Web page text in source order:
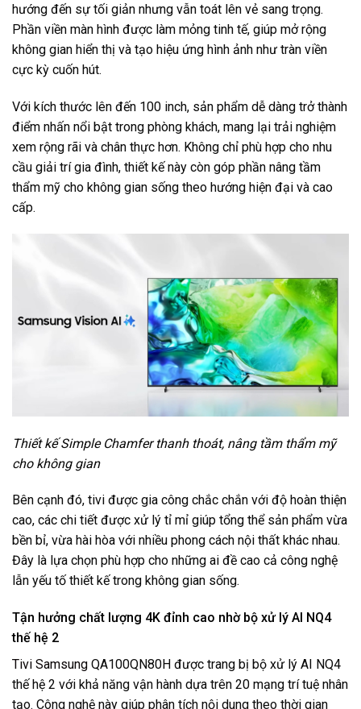
hướng đến sự tối giản nhưng vẫn toát lên vẻ sang trọng.
Phần viền màn hình được làm mỏng tinh tế, giúp mở rộng
không gian hiển thị và tạo hiệu ứng hình ảnh như tràn viền
cực kỳ cuốn hút.
Với kích thước lên đến 100 inch, sản phẩm dễ dàng trở thành
điểm nhấn nổi bật trong phòng khách, mang lại trải nghiệm
xem rộng rãi và chân thực hơn. Không chỉ phù hợp cho nhu
cầu giải trí gia đình, thiết kế này còn góp phần nâng tầm
thẩm mỹ cho không gian sống theo hướng hiện đại và cao
cấp.
Thiết kế Simple Chamfer thanh thoát, nâng tầm thẩm mỹ
cho không gian
Bên cạnh đó, tivi được gia công chắc chắn với độ hoàn thiện
cao, các chi tiết được xử lý tỉ mỉ giúp tổng thể sản phẩm vừa
bền bỉ, vừa hài hòa với nhiều phong cách nội thất khác nhau.
Đây là lựa chọn phù hợp cho những ai đề cao cả công nghệ
lẫn yếu tố thiết kế trong không gian sống.
Tận hưởng chất lượng 4K đỉnh cao nhờ bộ xử lý AI NQ4
thế hệ 2
Tivi Samsung QA100QN80H được trang bị bộ xử lý AI NQ4
thế hệ 2 với khả năng vận hành dựa trên 20 mạng trí tuệ nhân
tạo. Công nghệ này giúp phân tích nội dung theo thời gian